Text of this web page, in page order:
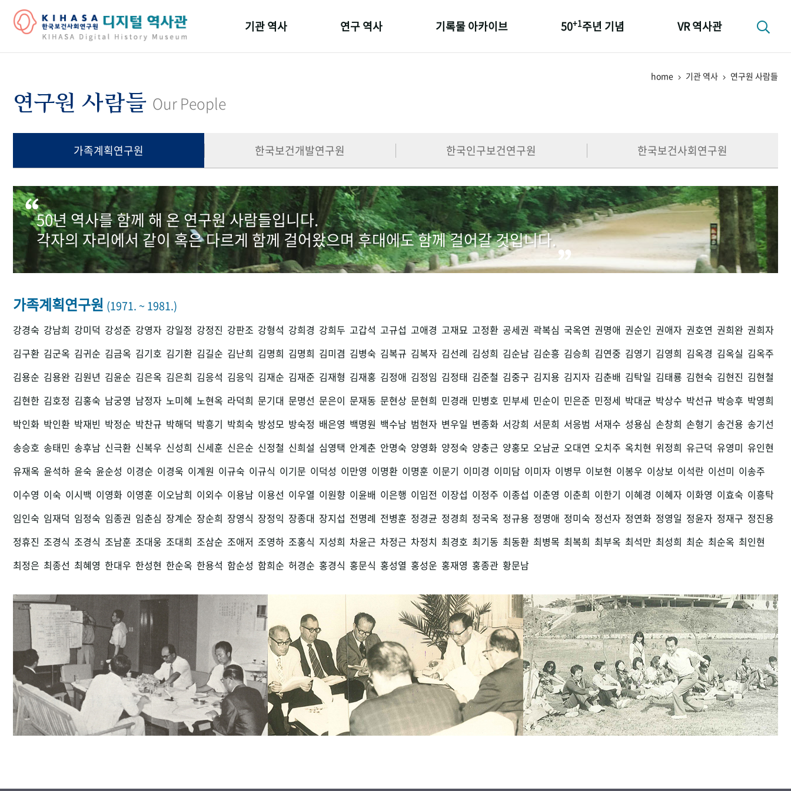
기관 역사 연구 역사 기록물 아카이브 50+1주년 기념
세계와 함께 한 KIHASA
VR 역사관
home 기관 역사 연구원 사람들
연구원 사람들 Our People
가족계획연구원 한국보건개발연구원 한국인구보건연구원 한국보건사회연구원
50년 역사를 함께 해 온 연구원 사람들입니다.
각자의 자리에서 같이 혹은 다르게 함께 걸어왔으며 후대에도 함께 걸어갈 것입니다.
가족계획연구원 (1971. ~ 1981.)
강경숙 강남희 강미덕 강성준 강영자 강일정 강정진 강판조 강형석 강희경 강희두 고갑석 고규섭 고애경 고재묘 고정환 공세권 곽복심 국옥연 권명애 권순인 권애자 권호연 권희완 권희자
김구환 김군옥 김귀순 김금옥 김기호 김기환 김길순 김난희 김명희 김명희 김미겸 김병숙 김복규 김복자 김선례 김성희 김순남 김순흥 김승희 김연중 김영기 김영희 김옥경 김옥실 김옥주
김용순 김용완 김원년 김윤순 김은옥 김은희 김응석 김응익 김재순 김재준 김재형 김재홍 김정애 김정임 김정태 김준철 김중구 김지용 김지자 김춘배 김탁일 김태룡 김현숙 김현진 김현철
김현한 김호정 김홍숙 남궁영 남정자 노미혜 노현옥 라덕희 문기대 문명선 문은이 문재동 문현상 문현희 민경래 민병호 민부세 민순이 민은준 민정세 박대균 박상수 박선규 박승후 박영희
박인화 박인환 박재빈 박정순 박찬규 박해덕 박흥기 박희숙 방성모 방숙정 배은영 백명원 백수남 범현자 변우일 변종화 서강희 서문희 서응범 서재수 성용심 손창희 손형기 송건용 송기선
송승호 송태민 송후남 신극환 신복우 신성희 신세훈 신은순 신정철 신희설 심영택 안계춘 안명숙 양영화 양정숙 양충근 양홍모 오남균 오대연 오치주 옥치현 위정희 유근덕 유영미 유인현
유재옥 윤석하 윤숙 윤순성 이경순 이경욱 이계원 이규숙 이규식 이기문 이덕성 이만영 이명환 이명훈 이문기 이미경 이미담 이미자 이병무 이보현 이봉우 이상보 이석란 이선미 이송주
이수영 이숙 이시백 이영화 이영훈 이오남희 이외수 이용남 이용선 이우열 이원향 이윤배 이은행 이임전 이장섭 이정주 이종섭 이춘영 이춘희 이한기 이혜경 이혜자 이화영 이효숙 이흥탁
임인숙 임재덕 임정숙 임종권 임춘심 장계순 장순희 장영식 장정익 장종대 장지섭 전명례 전병훈 정경균 정경희 정국옥 정규용 정명애 정미숙 정선자 정연화 정영일 정윤자 정재구 정진용
정휴진 조경식 조경식 조남훈 조대웅 조대희 조삼순 조애저 조영하 조홍식 지성희 차윤근 차정근 차정치 최경호 최기동 최동환 최병목 최복희 최부옥 최석만 최성희 최순 최순옥 최인현
최정은 최종선 최혜영 한대우 한성현 한순옥 한용석 함순성 함희순 허경순 홍경식 홍문식 홍성열 홍성운 홍재영 홍종관 황문남